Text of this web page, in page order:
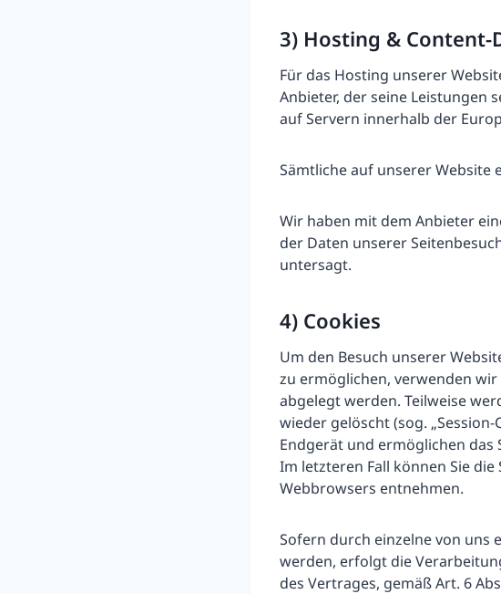
3) Hosting &
Für das Hosting unserer
Anbieter, der seine Leistungen
auf Servern innerhalb der
Sämtliche auf unserer Website
Wir haben mit dem Anbieter
der Daten unserer
untersagt.
4) Cookies
Um den Besuch unserer
zu ermöglichen, verwenden
abgelegt werden. Teilweise
wieder gelöscht (sog.
Endgerät und ermöglichen das
Im letzteren Fall können Sie
Webbrowsers entnehmen.
Sofern durch einzelne von uns
werden, erfolgt die
des Vertrages, gemäß Art. 6